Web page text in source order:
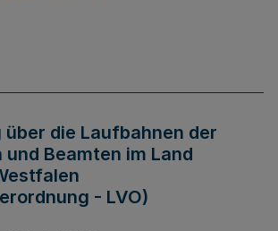
die Laufbahnen der
und Beamten im Land
- LVO)